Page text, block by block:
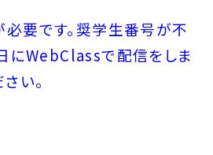
要です。奨学生番号が不
にWebClassで配信をしま
い。